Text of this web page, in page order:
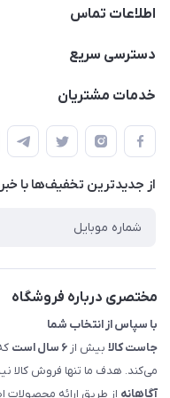
اطلاعات تماس
09398557137
سمت چپ (فروشگاه
هماهنگی"
دسترسی سریع
لیست محصولات
حساب کاربری
تماس با ما
خدمات مشتریان
راهنما
پرسش های شما
شرایط و ضوابط گارانتی
روش های بازگرداندن کالا
از جدید‌ترین تخفیف‌ها با‌
مختصری درباره فروشگاه
با سپاس از انتخاب شما
جاست کالا بیش از ۶ سال است
می‌کند. هدف ما تنها فروش کالا
آگاهانه از طریق ارائه